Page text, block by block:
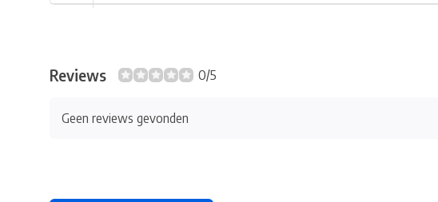
Reviews 0/5
Geen reviews gevonden